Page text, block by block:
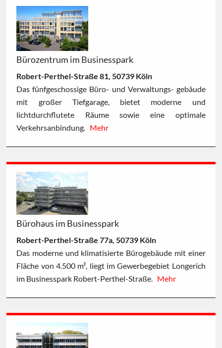
Bürozentrum im Businesspark
Robert-Perthel-Straße 81, 50739 Köln
Das fünfgeschossige Büro- und Verwaltungs- gebäude
mit großer Tiefgarage, bietet moderne und
lichtdurchflutete Räume sowie eine optimale
Verkehrsanbindung. Mehr
Bürohaus im Businesspark
Robert-Perthel-Straße 77a, 50739 Köln
Das moderne und klimatisierte Bürogebäude mit einer
Fläche von 4.500 m², liegt im Gewerbegebiet Longerich
im Businesspark Robert-Perthel-Straße. Mehr